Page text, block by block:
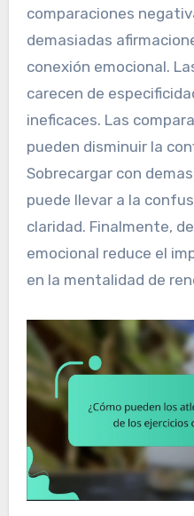
comparaciones
demasiadas
conexión emocional.
carecen de
ineficaces. Las
pueden disminuir la
Sobrecargar con
puede llevar a la
claridad. Finalmente,
emocional reduce el
en la mentalidad de